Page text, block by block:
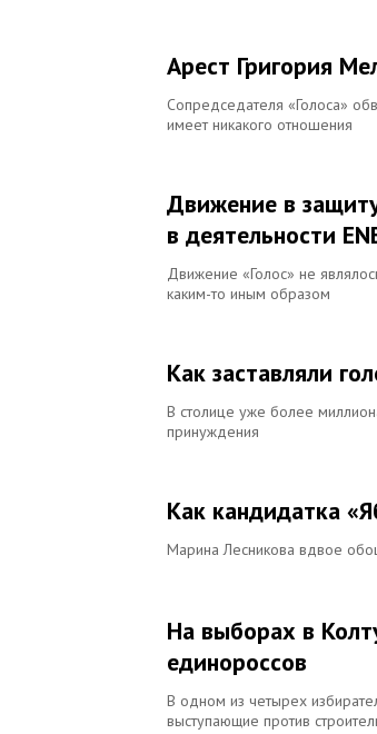
Арест Григория
Сопредседателя «Голоса»
имеет никакого отношения
Движение в
в деятельности
Движение «Голос» не
каким-то иным образом
Как заставляли
В столице уже более
принуждения
Как кандидатка
Марина Лесникова вдвое
На выборах в
единороссов
В одном из четырех
выступающие против